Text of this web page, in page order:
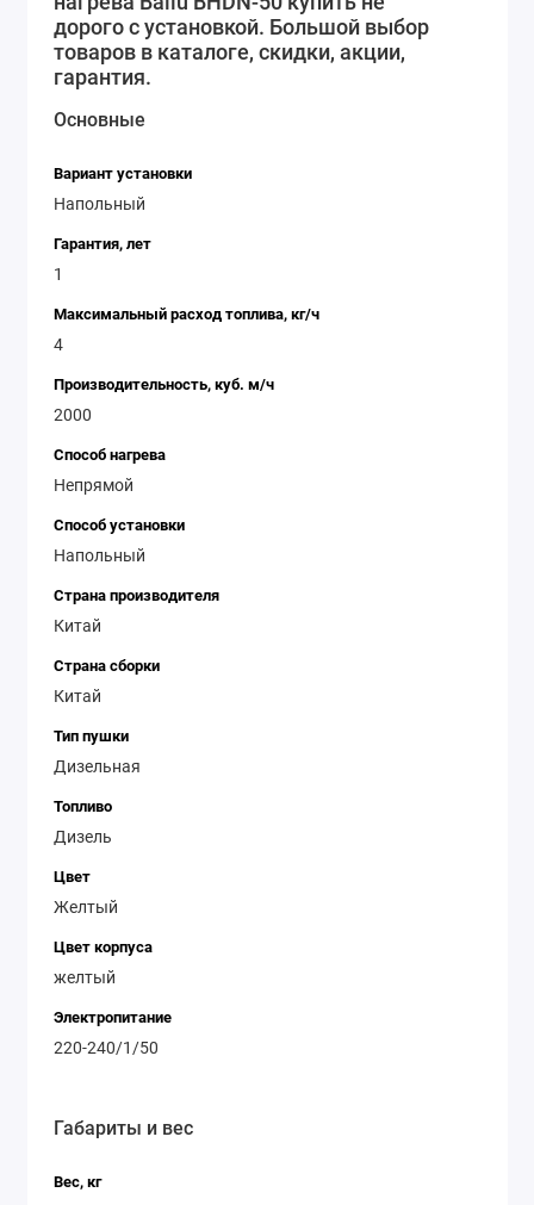
безопасность использования. Ballu BHDN-50 - это
надежное и эффективное решение для обогрева
помещений. Ее высокая производительность,
ее идеальным выбором для различных задач.
50 и наслаждайтесь комфортной температурой в
дорого с установкой. Большой выбор
товаров в каталоге, скидки, акции,
гарантия.
Основные
Вариант установки
Напольный
Гарантия, лет
1
Максимальный расход топлива, кг/ч
4
Производительность, куб. м/ч
2000
Способ нагрева
Непрямой
Способ установки
Напольный
Страна производителя
Китай
Страна сборки
Китай
Тип пушки
Дизельная
Топливо
Дизель
Цвет
Желтый
Цвет корпуса
желтый
Электропитание
220-240/1/50
Габариты и вес
Вес, кг